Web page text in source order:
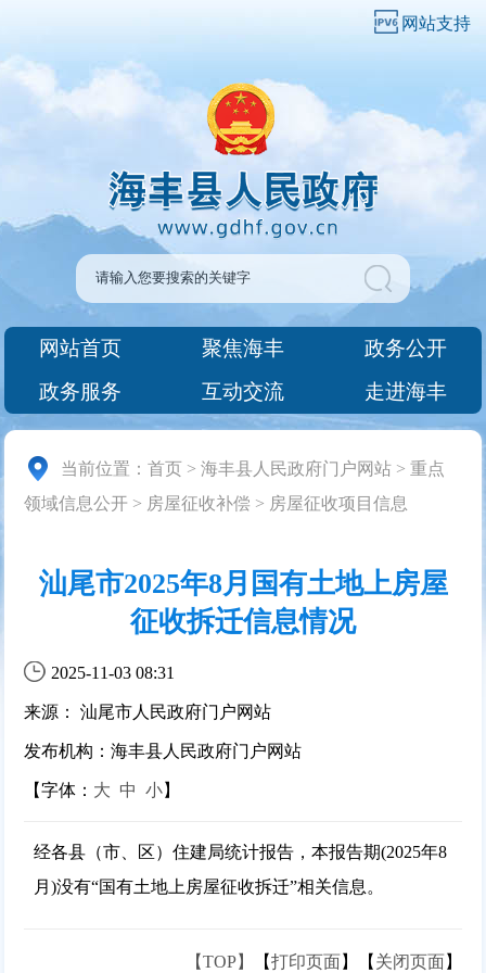
网站支持
网站首页 聚焦海丰
政务公开
政务服务
互动交流 走进海丰
当前位置：首页 >海丰县人民政府门户网站 >重点
领域信息公开 > 房屋征收补偿 > 房屋征收项目信息
汕尾市2025年8月国有土地上房屋
征收拆迁信息情况
2025-11-03 08:31
来源： 汕尾市人民政府门户网站
发布机构：海丰县人民政府门户网站
【字体： 大 中 小】
经各县（市、区）住建局统计报告，本报告期(2025年8
月)没有“国有土地上房屋征收拆迁”相关信息。
【TOP】 【打印页面】【 关闭页面】